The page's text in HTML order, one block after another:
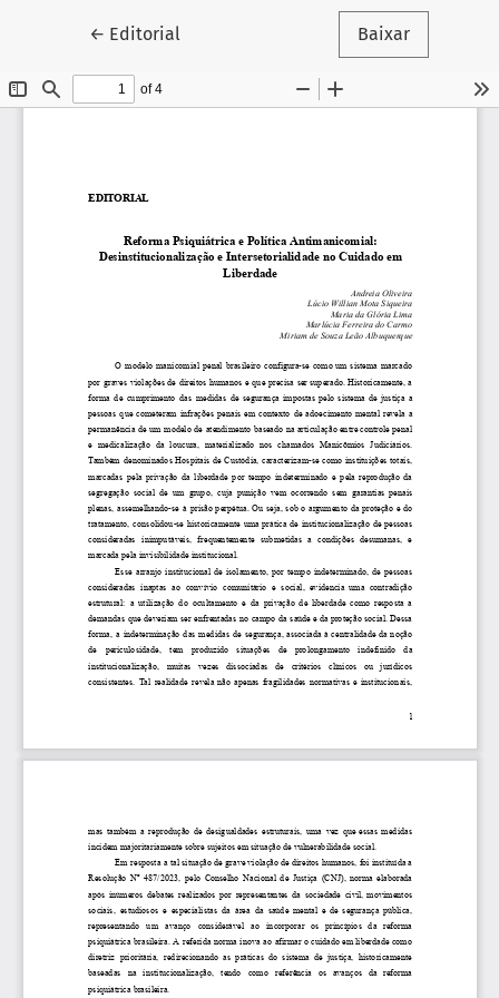
← Voltar aos Detalhes do Artigo
Editorial Baixar